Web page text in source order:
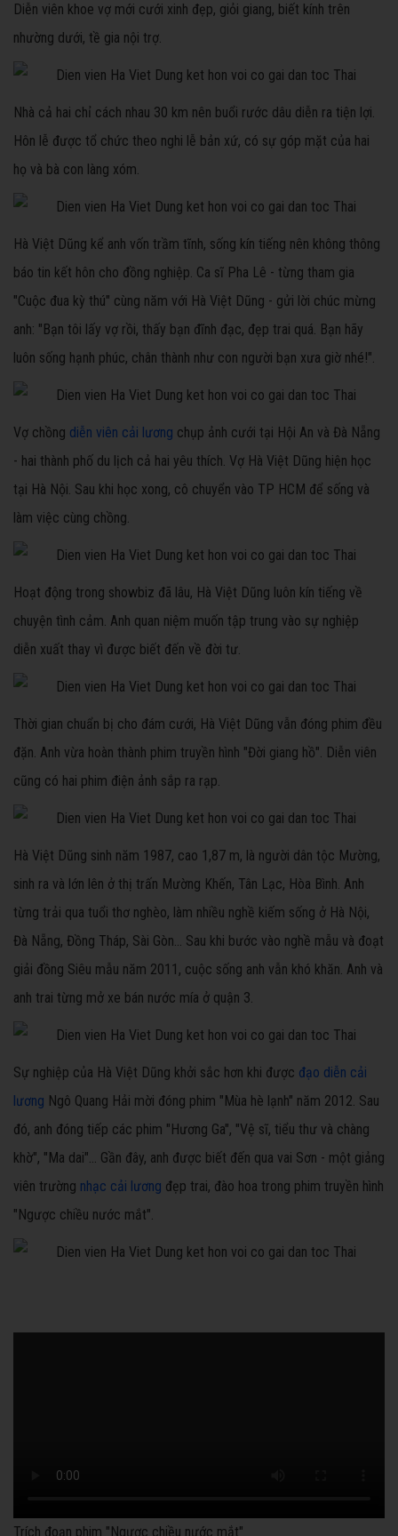
Diễn viên khoe vợ mới cưới xinh đẹp, giỏi giang, biết kính trên
nhường dưới, tề gia nội trợ.
Nhà cả hai chỉ cách nhau 30 km nên buổi rước dâu diễn ra tiện lợi.
Hôn lễ được tổ chức theo nghi lễ bản xứ, có sự góp mặt của hai
họ và bà con làng xóm.
Hà Việt Dũng kể anh vốn trầm tĩnh, sống kín tiếng nên không thông
báo tin kết hôn cho đồng nghiệp. Ca sĩ Pha Lê - từng tham gia
"Cuộc đua kỳ thú" cùng năm với Hà Việt Dũng - gửi lời chúc mừng
anh: "Bạn tôi lấy vợ rồi, thấy bạn đĩnh đạc, đẹp trai quá. Bạn hãy
luôn sống hạnh phúc, chân thành như con người bạn xưa giờ nhé!".
Vợ chồng diễn viên cải lương chụp ảnh cưới tại Hội An và Đà Nẵng
- hai thành phố du lịch cả hai yêu thích. Vợ Hà Việt Dũng hiện học
tại Hà Nội. Sau khi học xong, cô chuyển vào TP HCM để sống và
làm việc cùng chồng.
Hoạt động trong showbiz đã lâu, Hà Việt Dũng luôn kín tiếng về
chuyện tình cảm. Anh quan niệm muốn tập trung vào sự nghiệp
diễn xuất thay vì được biết đến về đời tư.
Thời gian chuẩn bị cho đám cưới, Hà Việt Dũng vẫn đóng phim đều
đặn. Anh vừa hoàn thành phim truyền hình "Đời giang hồ". Diễn viên
cũng có hai phim điện ảnh sắp ra rạp.
Hà Việt Dũng sinh năm 1987, cao 1,87 m, là người dân tộc Mường,
sinh ra và lớn lên ở thị trấn Mường Khến, Tân Lạc, Hòa Bình. Anh
từng trải qua tuổi thơ nghèo, làm nhiều nghề kiếm sống ở Hà Nội,
Đà Nẵng, Đồng Tháp, Sài Gòn... Sau khi bước vào nghề mẫu và đoạt
giải đồng Siêu mẫu năm 2011, cuộc sống anh vẫn khó khăn. Anh và
anh trai từng mở xe bán nước mía ở quận 3.
Sự nghiệp của Hà Việt Dũng khởi sắc hơn khi được đạo diễn cải
lương Ngô Quang Hải mời đóng phim "Mùa hè lạnh" năm 2012. Sau
đó, anh đóng tiếp các phim "Hương Ga", "Vệ sĩ, tiểu thư và chàng
khờ", "Ma dai"... Gần đây, anh được biết đến qua vai Sơn - một giảng
viên trường nhạc cải lương đẹp trai, đào hoa trong phim truyền hình
"Ngược chiều nước mắt".
Trích đoạn phim "Ngược chiều nước mắt"